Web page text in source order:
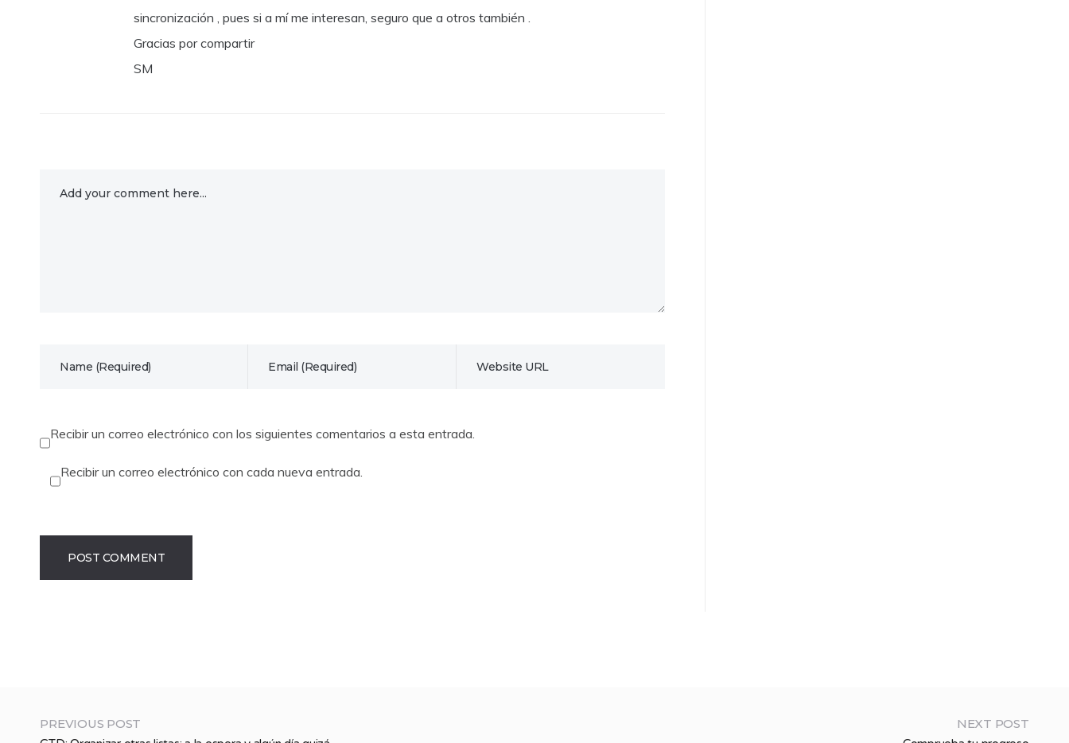
sincronización , pues si a mí me interesan, seguro que a otros también .
Gracias por compartir
SM
Recibir un correo electrónico con los siguientes comentarios a esta entrada.
Recibir un correo electrónico con cada nueva entrada.
PREVIOUS POST NEXT POST